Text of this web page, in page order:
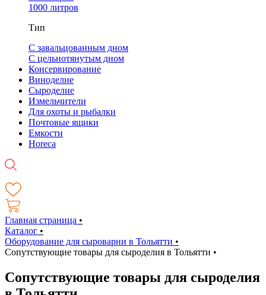
1000 литров
Тип
С завальцованным дном
С цельнотянутым дном
Консервирование
Виноделие
Сыроделие
Измельчители
Для охоты и рыбалки
Почтовые ящики
Емкости
Horeca
Главная страница •
Каталог •
Оборудование для сыроварни в Тольятти •
Сопутствующие товары для сыроделия в Тольятти •
Сопутствующие товары для сыроделия